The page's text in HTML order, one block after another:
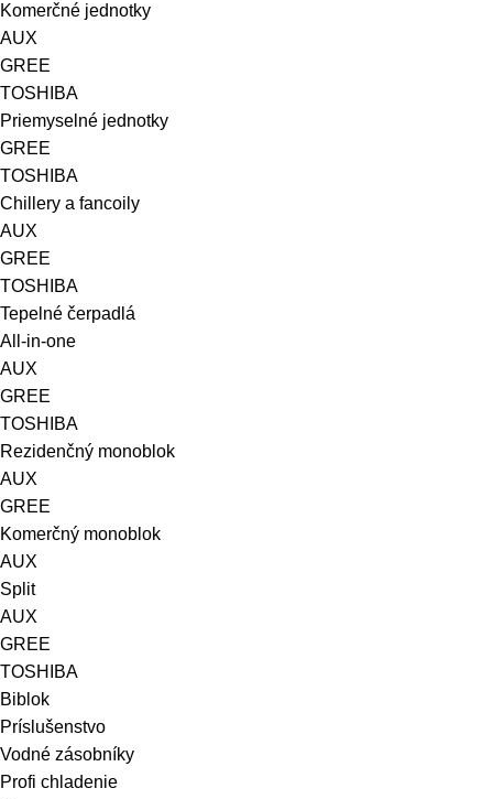
Komerčné jednotky
AUX
GREE
TOSHIBA
Priemyselné jednotky
GREE
TOSHIBA
Chillery a fancoily
AUX
GREE
TOSHIBA
Tepelné čerpadlá
All-in-one
AUX
GREE
TOSHIBA
Rezidenčný monoblok
AUX
GREE
Komerčný monoblok
AUX
Split
AUX
GREE
TOSHIBA
Biblok
Príslušenstvo
Vodné zásobníky
Profi chladenie